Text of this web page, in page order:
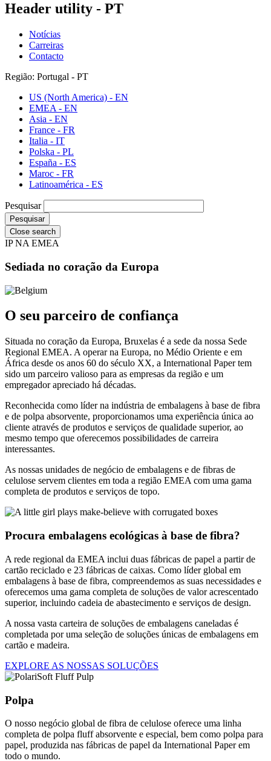
Header utility - PT
Notícias
Carreiras
Contacto
Região: Portugal - PT
US (North America) - EN
EMEA - EN
Asia - EN
France - FR
Italia - IT
Polska - PL
España - ES
Maroc - FR
Latinoamérica - ES
Pesquisar
Close search
IP NA EMEA
Sediada no coração da Europa
O seu parceiro de confiança
Situada no coração da Europa, Bruxelas é a sede da nossa Sede
Regional EMEA. A operar na Europa, no Médio Oriente e em
África desde os anos 60 do século XX, a International Paper tem
sido um parceiro valioso para as empresas da região e um
empregador apreciado há décadas.
Reconhecida como líder na indústria de embalagens à base de fibra
e de polpa absorvente, proporcionamos uma experiência única ao
cliente através de produtos e serviços de qualidade superior, ao
mesmo tempo que oferecemos possibilidades de carreira
interessantes.
As nossas unidades de negócio de embalagens e de fibras de
celulose servem clientes em toda a região EMEA com uma gama
completa de produtos e serviços de topo.
Procura embalagens ecológicas à base de fibra?
A rede regional da EMEA inclui duas fábricas de papel a partir de
cartão reciclado e 23 fábricas de caixas. Como líder global em
embalagens à base de fibra, compreendemos as suas necessidades e
oferecemos uma gama completa de soluções de valor acrescentado
superior, incluindo cadeia de abastecimento e serviços de design.
A nossa vasta carteira de soluções de embalagens caneladas é
completada por uma seleção de soluções únicas de embalagens em
cartão e madeira.
EXPLORE AS NOSSAS SOLUÇÕES
Polpa
O nosso negócio global de fibra de celulose oferece uma linha
completa de polpa fluff absorvente e especial, bem como polpa para
papel, produzida nas fábricas de papel da International Paper em
todo o mundo.